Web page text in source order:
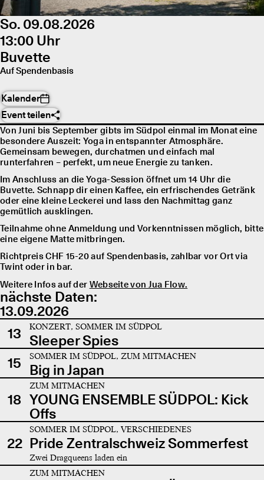
So. 09.08.2026
13:00 Uhr
Buvette
Auf Spendenbasis
Kalender
Event teilen
Von Juni bis September gibts im Südpol einmal im Monat eine
besondere Auszeit: Yoga in entspannter Atmosphäre.
Gemeinsam bewegen, durchatmen und einfach mal
runterfahren – perfekt, um neue Energie zu tanken.
Im Anschluss an die Yoga-Session öffnet um 14 Uhr die
Buvette. Schnapp dir einen Kaffee, ein erfrischendes Getränk
oder eine kleine Leckerei und lass den Nachmittag ganz
gemütlich ausklingen.
Teilnahme ohne Anmeldung und Vorkenntnissen möglich, bitte
eine eigene Matte mitbringen.
Richtpreis CHF 15-20 auf Spendenbasis, zahlbar vor Ort via
Twint oder in bar.
Weitere Infos auf der Webseite von Jua Flow.
nächste Daten:
13.09.2026
13
KONZERT, SOMMER IM SÜDPOL
Sleeper Spies
15
SOMMER IM SÜDPOL, ZUM MITMACHEN
Big in Japan
18
ZUM MITMACHEN
YOUNG ENSEMBLE SÜDPOL: Kick
Offs
22
SOMMER IM SÜDPOL, VERSCHIEDENES
Pride Zentralschweiz Sommerfest
Zwei Dragqueens laden ein
ZUM MITMACHEN